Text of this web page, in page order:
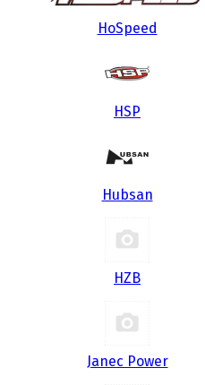
HoSpeed
HSP
Hubsan
HZB
Janec Power